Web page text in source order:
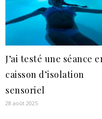
J’ai testé une séance
caisson d’isolation
sensoriel
28 août 2025